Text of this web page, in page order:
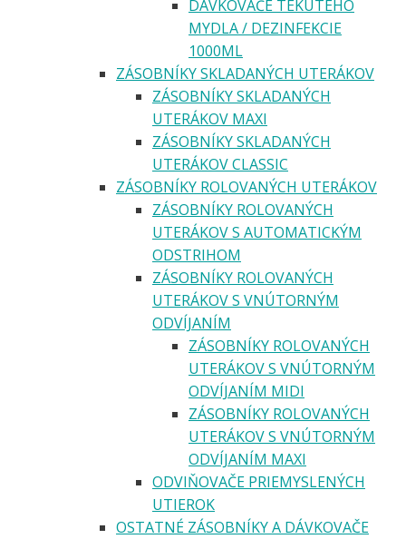
DÁVKOVAČE TEKUTÉHO
MYDLA / DEZINFEKCIE
1000ML
ZÁSOBNÍKY SKLADANÝCH UTERÁKOV
ZÁSOBNÍKY SKLADANÝCH
UTERÁKOV MAXI
ZÁSOBNÍKY SKLADANÝCH
UTERÁKOV CLASSIC
ZÁSOBNÍKY ROLOVANÝCH UTERÁKOV
ZÁSOBNÍKY ROLOVANÝCH
UTERÁKOV S AUTOMATICKÝM
ODSTRIHOM
ZÁSOBNÍKY ROLOVANÝCH
UTERÁKOV S VNÚTORNÝM
ODVÍJANÍM
ZÁSOBNÍKY ROLOVANÝCH
UTERÁKOV S VNÚTORNÝM
ODVÍJANÍM MIDI
ZÁSOBNÍKY ROLOVANÝCH
UTERÁKOV S VNÚTORNÝM
ODVÍJANÍM MAXI
ODVIŇOVAČE PRIEMYSLENÝCH
UTIEROK
OSTATNÉ ZÁSOBNÍKY A DÁVKOVAČE